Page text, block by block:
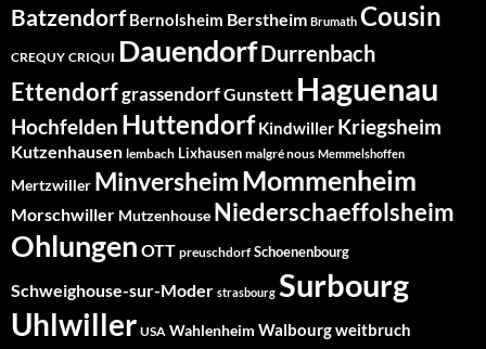
Batzendorf Bernolsheim Berstheim Brumath Cousin
CREQUY CRIQUI DauendorfDurrenbach
EttendorfgrassendorfGunstett Haguenau
Hochfelden Huttendorf Kindwiller Kriegsheim
Kutzenhausen lembach Lixhausen malgré nous Memmelshoffen
Mertzwiller MinversheimMommenheim
Morschwiller Mutzenhouse Niederschaeffolsheim
Ohlungen OTT preuschdorf Schoenenbourg
Schweighouse-sur-Moder strasbourg Surbourg
Uhlwiller USA Wahlenheim Walbourgweitbruch